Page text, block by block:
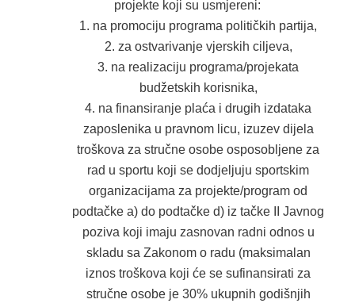
projekte koji su usmjereni:
na promociju programa političkih partija,
za ostvarivanje vjerskih ciljeva,
na realizaciju programa/projekata
budžetskih korisnika,
na finansiranje plaća i drugih izdataka
zaposlenika u pravnom licu, izuzev dijela
troškova za stručne osobe osposobljene za
rad u sportu koji se dodjeljuju sportskim
organizacijama za projekte/program od
podtačke a) do podtačke d) iz tačke II Javnog
poziva koji imaju zasnovan radni odnos u
skladu sa Zakonom o radu (maksimalan
iznos troškova koji će se sufinansirati za
stručne osobe je 30% ukupnih godišnjih